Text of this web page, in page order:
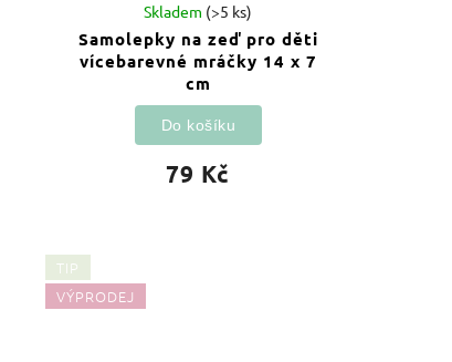
Samolepky na zeď pro děti
vícebarevné mráčky 14 x 7
cm
Skladem (>5 ks)
79 Kč
Do košíku
TIP
VÝPRODEJ